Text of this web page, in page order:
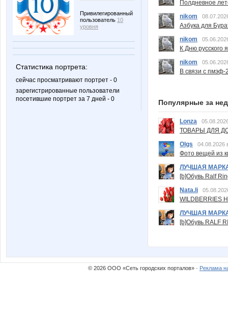
Привилегированный
пользователь 10
уровня
Статистика портрета:
сейчас просматривают портрет - 0
зарегистрированные пользователи
посетившие портрет за 7 дней - 0
Полдневное
nikom
Азбука для
nikom
К Дню русского
nikom
В связи с пмэф-
Популярные за
Lonza
ТОВАРЫ ДЛЯ
Olgs
04.08.2026
Фото вещей из
ЛУЧШАЯ
[b]Обувь Ralf
Nata.li
ЛУЧШАЯ
[b]Обувь RALF
© 2026 ООО «Сеть городских порталов» · Реклама